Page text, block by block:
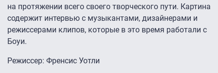
на протяжении всего своего творческого пути. Картина
содержит интервью с музыкантами, дизайнерами и
режиссерами клипов, которые в это время работали с
Боуи.
Режиссер: Френсис Уотли